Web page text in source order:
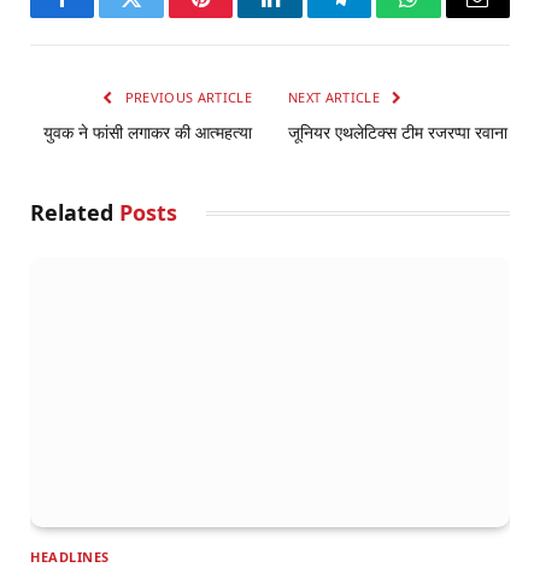
FacebookTwitter PinterestLinkedInTelegramWhatsApp
Email
PREVIOUS ARTICLE
युवक ने फांसी लगाकर की आत्महत्या
NEXT ARTICLE
जूनियर एथलेटिक्स टीम रजरप्पा रवाना
Related Posts
HEADLINES